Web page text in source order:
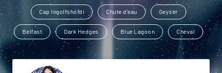
Cap Ingolfshofdi Chute d'eau Geyser
Belfast Dark Hedges Blue Lagoon Cheval